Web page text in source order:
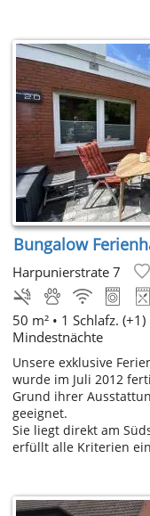
Bungalow
Harpunierstrate 7
50 m² • 1 Schlafz. (+1)
Mindestnächte
Unsere exklusive
wurde im Juli 2012
Grund ihrer
geeignet.
Sie liegt direkt am
erfüllt alle Kriterien